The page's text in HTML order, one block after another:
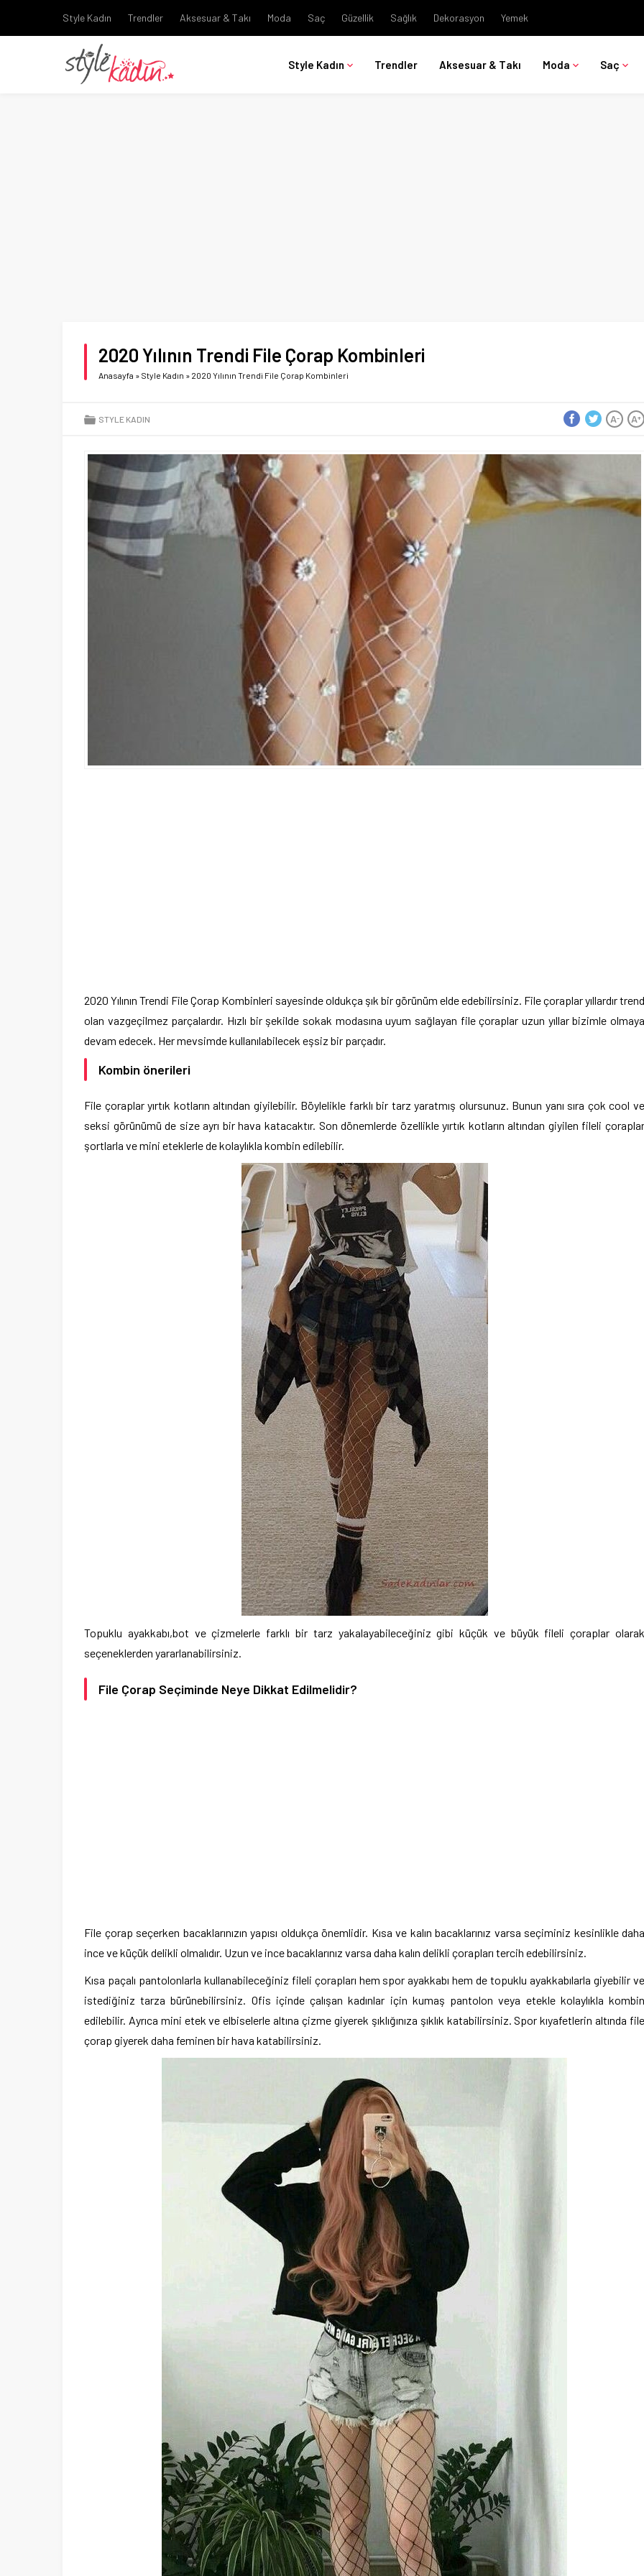
Style Kadın Trendler Aksesuar & Takı Moda Saç Güzellik Sağlık Dekorasyon Yemek
Style Kadın Trendler Aksesuar & Takı Moda Saç
2020 Yılının Trendi File Çorap Kombinleri
Anasayfa » Style Kadın » 2020 Yılının Trendi File Çorap Kombinleri
STYLE KADIN A+
A-
2020 Yılının Trendi File Çorap Kombinleri sayesinde oldukça şık bir görünüm elde edebilirsiniz. File çoraplar yıllardır trend
olan vazgeçilmez parçalardır. Hızlı bir şekilde sokak modasına uyum sağlayan file çoraplar uzun yıllar bizimle olmaya
devam edecek. Her mevsimde kullanılabilecek eşsiz bir parçadır.
Kombin önerileri
File çoraplar yırtık kotların altından giyilebilir. Böylelikle farklı bir tarz yaratmış olursunuz. Bunun yanı sıra çok cool ve
seksi görünümü de size ayrı bir hava katacaktır. Son dönemlerde özellikle yırtık kotların altından giyilen fileli çoraplar
şortlarla ve mini eteklerle de kolaylıkla kombin edilebilir.
Topuklu ayakkabı,bot ve çizmelerle farklı bir tarz yakalayabileceğiniz gibi küçük ve büyük fileli çoraplar olarak
seçeneklerden yararlanabilirsiniz.
File Çorap Seçiminde Neye Dikkat Edilmelidir?
File çorap seçerken bacaklarınızın yapısı oldukça önemlidir. Kısa ve kalın bacaklarınız varsa seçiminiz kesinlikle daha
ince ve küçük delikli olmalıdır. Uzun ve ince bacaklarınız varsa daha kalın delikli çorapları tercih edebilirsiniz.
Kısa paçalı pantolonlarla kullanabileceğiniz fileli çorapları hem spor ayakkabı hem de topuklu ayakkabılarla giyebilir ve
istediğiniz tarza bürünebilirsiniz. Ofis içinde çalışan kadınlar için kumaş pantolon veya etekle kolaylıkla kombin
edilebilir. Ayrıca mini etek ve elbiselerle altına çizme giyerek şıklığınıza şıklık katabilirsiniz. Spor kıyafetlerin altında file
çorap giyerek daha feminen bir hava katabilirsiniz.